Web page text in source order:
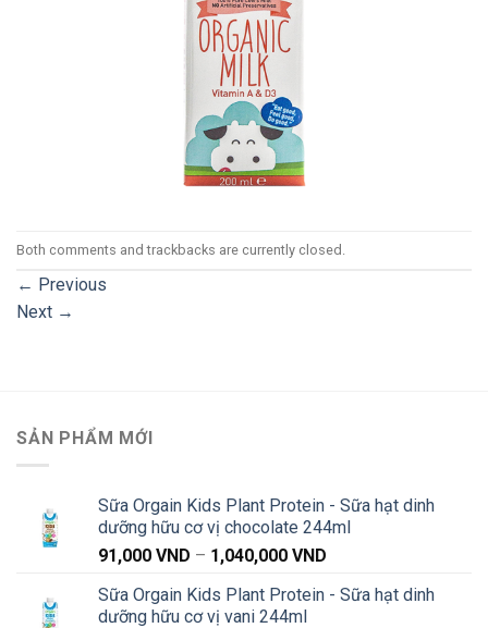
Both comments and trackbacks are currently closed.
← Previous
Next →
SẢN PHẨM MỚI
Sữa Orgain Kids Plant Protein - Sữa hạt dinh
dưỡng hữu cơ vị chocolate 244ml
91,000 VND – 1,040,000 VND
từ
Sữa Orgain Kids Plant Protein - Sữa hạt dinh
dưỡng hữu cơ vị vani 244ml